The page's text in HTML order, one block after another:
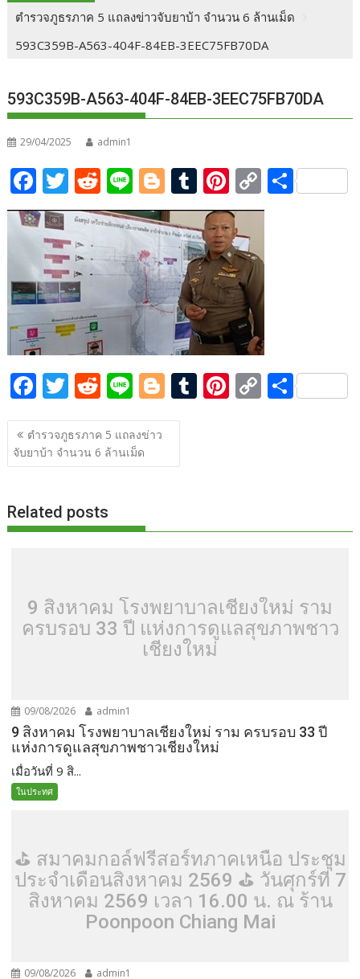
ตำรวจภูธรภาค 5 แถลงข่าวจับยาบ้า จำนวน 6 ล้านเม็ด
593C359B-A563-404F-84EB-3EEC75FB70DA
593C359B-A563-404F-84EB-3EEC75FB70DA
29/04/2025 admin1
F
ac
e
b
o
o
k
T
w
itt
er
R
e
d
di
t
Li
n
e
Bl
o
g
g
er
T
u
m
bl
r
Pi
nt
er
e
st
C
o
y
Li
n
k
S
F
ac
e
b
o
k
T
w
itt
er
R
e
d
di
Li
n
e
Bl
o
g
T Pi C
k
S
แนะแนว
เรื่อง
ตำรวจภูธรภาค 5 แถลงข่าว
จับยาบ้า จำนวน 6 ล้านเม็ด
Related posts
9 สิงหาคม โรงพยาบาลเชียงใหม่ ราม
ครบรอบ 33 ปี แห่งการดูแลสุขภาพชาว
เชียงใหม่
09/08/2026 admin1
9 สิงหาคม โรงพยาบาลเชียงใหม่ ราม ครบรอบ 33 ปี
แห่งการดูแลสุขภาพชาวเชียงใหม่
เมื่อวันที่ 9 สิ...
ในประทศ
⛳️ สมาคมกอล์ฟรีสอร์ทภาคเหนือ ประชุม
ประจำเดือนสิงหาคม 2569 ⛳️ วันศุกร์ที่ 7
สิงหาคม 2569 เวลา 16.00 น. ณ ร้าน
Poonpoon Chiang Mai
09/08/2026 admin1